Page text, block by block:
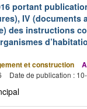
portant
IV (documents
des instructions
et construction
Date de publication :